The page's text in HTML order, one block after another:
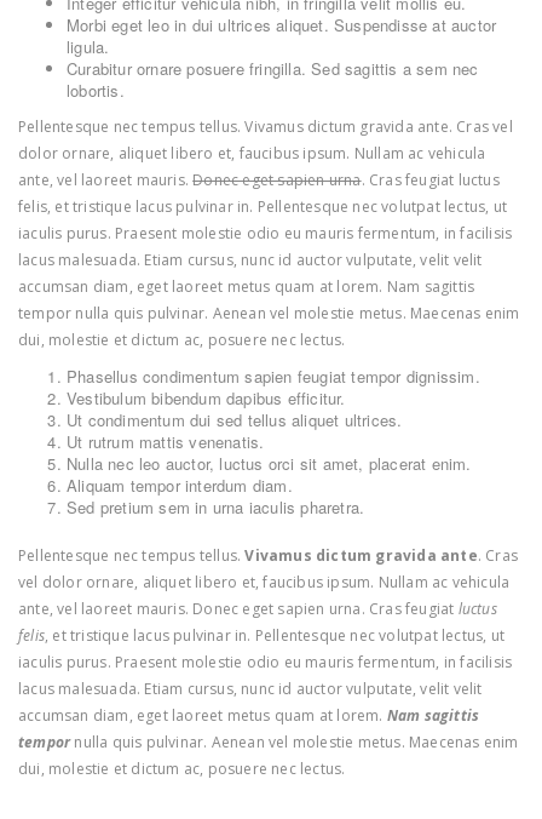
Morbi eget leo in dui ultrices aliquet. Suspendisse at auctor
ligula.
Curabitur ornare posuere fringilla. Sed sagittis a sem nec
lobortis.
Pellentesque nec tempus tellus. Vivamus dictum gravida ante. Cras vel
dolor ornare, aliquet libero et, faucibus ipsum. Nullam ac vehicula
ante, vel laoreet mauris.Donec eget sapien urna. Cras feugiat luctus
felis, et tristique lacus pulvinar in. Pellentesque nec volutpat lectus, ut
iaculis purus. Praesent molestie odio eu mauris fermentum, in facilisis
lacus malesuada. Etiam cursus, nunc id auctor vulputate, velit velit
accumsan diam, eget laoreet metus quam at lorem. Nam sagittis
tempor nulla quis pulvinar. Aenean vel molestie metus. Maecenas enim
dui, molestie et dictum ac, posuere nec lectus.
Phasellus condimentum sapien feugiat tempor dignissim.
Vestibulum bibendum dapibus efficitur.
Ut condimentum dui sed tellus aliquet ultrices.
Ut rutrum mattis venenatis.
Nulla nec leo auctor, luctus orci sit amet, placerat enim.
Aliquam tempor interdum diam.
Sed pretium sem in urna iaculis pharetra.
Pellentesque nec tempus tellus.Vivamus dictum gravida ante. Cras
vel dolor ornare, aliquet libero et, faucibus ipsum. Nullam ac vehicula
ante, vel laoreet mauris. Donec eget sapien urna. Cras feugiat luctus
felis, et tristique lacus pulvinar in. Pellentesque nec volutpat lectus, ut
iaculis purus. Praesent molestie odio eu mauris fermentum, in facilisis
lacus malesuada. Etiam cursus, nunc id auctor vulputate, velit velit
accumsan diam, eget laoreet metus quam at lorem. Nam sagittis
tempornulla quis pulvinar. Aenean vel molestie metus. Maecenas enim
dui, molestie et dictum ac, posuere nec lectus.